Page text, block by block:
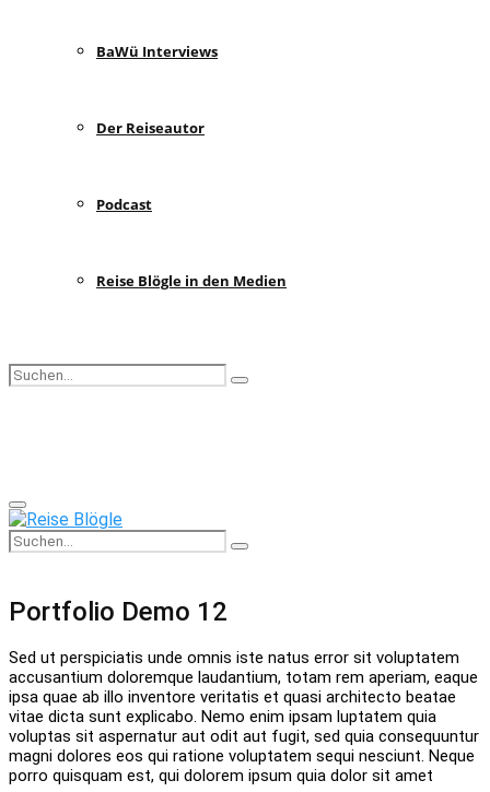
BaWü Interviews
Der Reiseautor
Podcast
Reise Blögle in den Medien
Search
Search
Primary
Menu
Search
for:
Search
Portfolio Demo 12
Sed ut perspiciatis unde omnis iste natus error sit voluptatem
accusantium doloremque laudantium, totam rem aperiam, eaque
ipsa quae ab illo inventore veritatis et quasi architecto beatae
vitae dicta sunt explicabo. Nemo enim ipsam luptatem quia
voluptas sit aspernatur aut odit aut fugit, sed quia consequuntur
magni dolores eos qui ratione voluptatem sequi nesciunt. Neque
porro quisquam est, qui dolorem ipsum quia dolor sit amet